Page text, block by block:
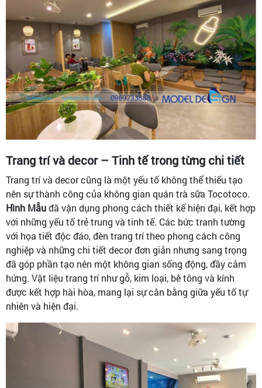
Trang trí và decor – Tinh tế trong từng chi tiết
Trang trí và decor cũng là một yếu tố không thể thiếu tạo
nên sự thành công của không gian quán trà sữa Tocotoco.
Hình Mẫuđã vận dụng phong cách thiết kế hiện đại, kết hợp
với những yếu tố trẻ trung và tinh tế. Các bức tranh tường
với họa tiết độc đáo, đèn trang trí theo phong cách công
nghiệp và những chi tiết decor đơn giản nhưng sang trọng
đã góp phần tạo nên một không gian sống động, đầy cảm
hứng. Vật liệu trang trí như gỗ, kim loại, bê tông và kính
được kết hợp hài hòa, mang lại sự cân bằng giữa yếu tố tự
nhiên và hiện đại.